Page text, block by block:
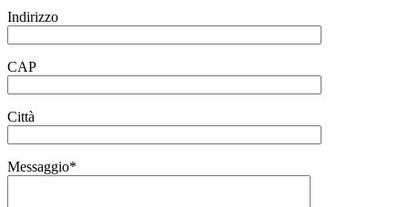
Indirizzo
CAP
Città
Messaggio*